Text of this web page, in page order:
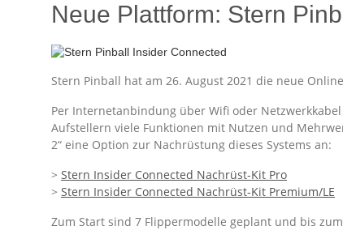
Neue Plattform: Stern
Stern Pinball hat am 26. August 2021 die neue
Per Internetanbindung über Wifi oder
Aufstellern viele Funktionen mit Nutzen und
2“ eine Option zur Nachrüstung dieses Systems an:
> Stern Insider Connected Nachrüst-Kit Pro
> Stern Insider Connected Nachrüst-Kit Premium/LE
Zum Start sind 7 Flippermodelle geplant und bis